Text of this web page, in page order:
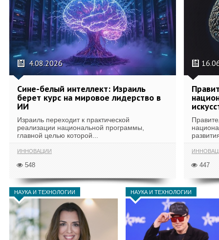
4.08.2026
Сине-белый интеллект: Израиль
берет курс на мировое лидерство в
ИИ
Израиль переходит к практической
реализации национальной программы,
главной целью которой...
ИННОВАЦИИ
548 447
НАУКА И ТЕХНОЛОГИИ НАУКА И ТЕХНОЛОГИИ